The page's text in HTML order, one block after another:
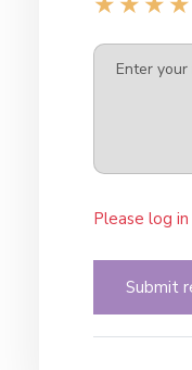
Please log
Submit